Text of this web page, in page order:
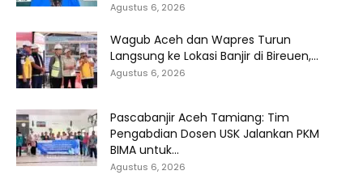
Agustus 6, 2026
Wagub Aceh dan Wapres Turun
Langsung ke Lokasi Banjir di Bireuen,...
Agustus 6, 2026
Pascabanjir Aceh Tamiang: Tim
Pengabdian Dosen USK Jalankan PKM
BIMA untuk...
Agustus 6, 2026